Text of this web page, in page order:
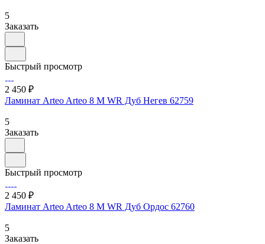
5
Заказать
Быстрый просмотр
2 450 ₽
Ламинат Arteo Arteo 8 M WR Дуб Негев 62759
5
Заказать
Быстрый просмотр
2 450 ₽
Ламинат Arteo Arteo 8 M WR Дуб Ордос 62760
5
Заказать